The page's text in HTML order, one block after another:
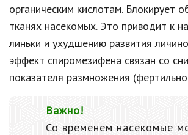
органическим кислотам. Блокирует
тканях насекомых. Это приводит к
линьки и ухудшению развития
эффект спиромезифена связан со
показателя размножения
Важно!
Со временем насекомые